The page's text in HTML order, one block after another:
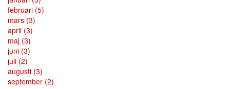
februari (5)
mars (3)
april (3)
maj (3)
juni (3)
juli (2)
augusti (3)
september (2)